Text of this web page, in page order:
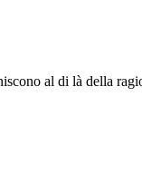
al di là della